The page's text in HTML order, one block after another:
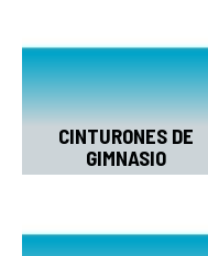
CINTURONES DE
GIMNASIO